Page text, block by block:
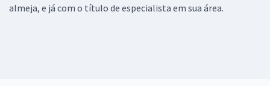
almeja, e já com o título de especialista em sua área.